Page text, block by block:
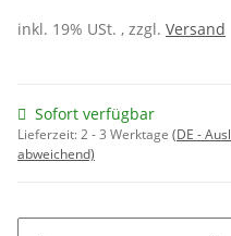
inkl. 19% USt. , zzgl. Versand
Sofort verfügbar
Lieferzeit:2 - 3 Werktage (DE -
abweichend)